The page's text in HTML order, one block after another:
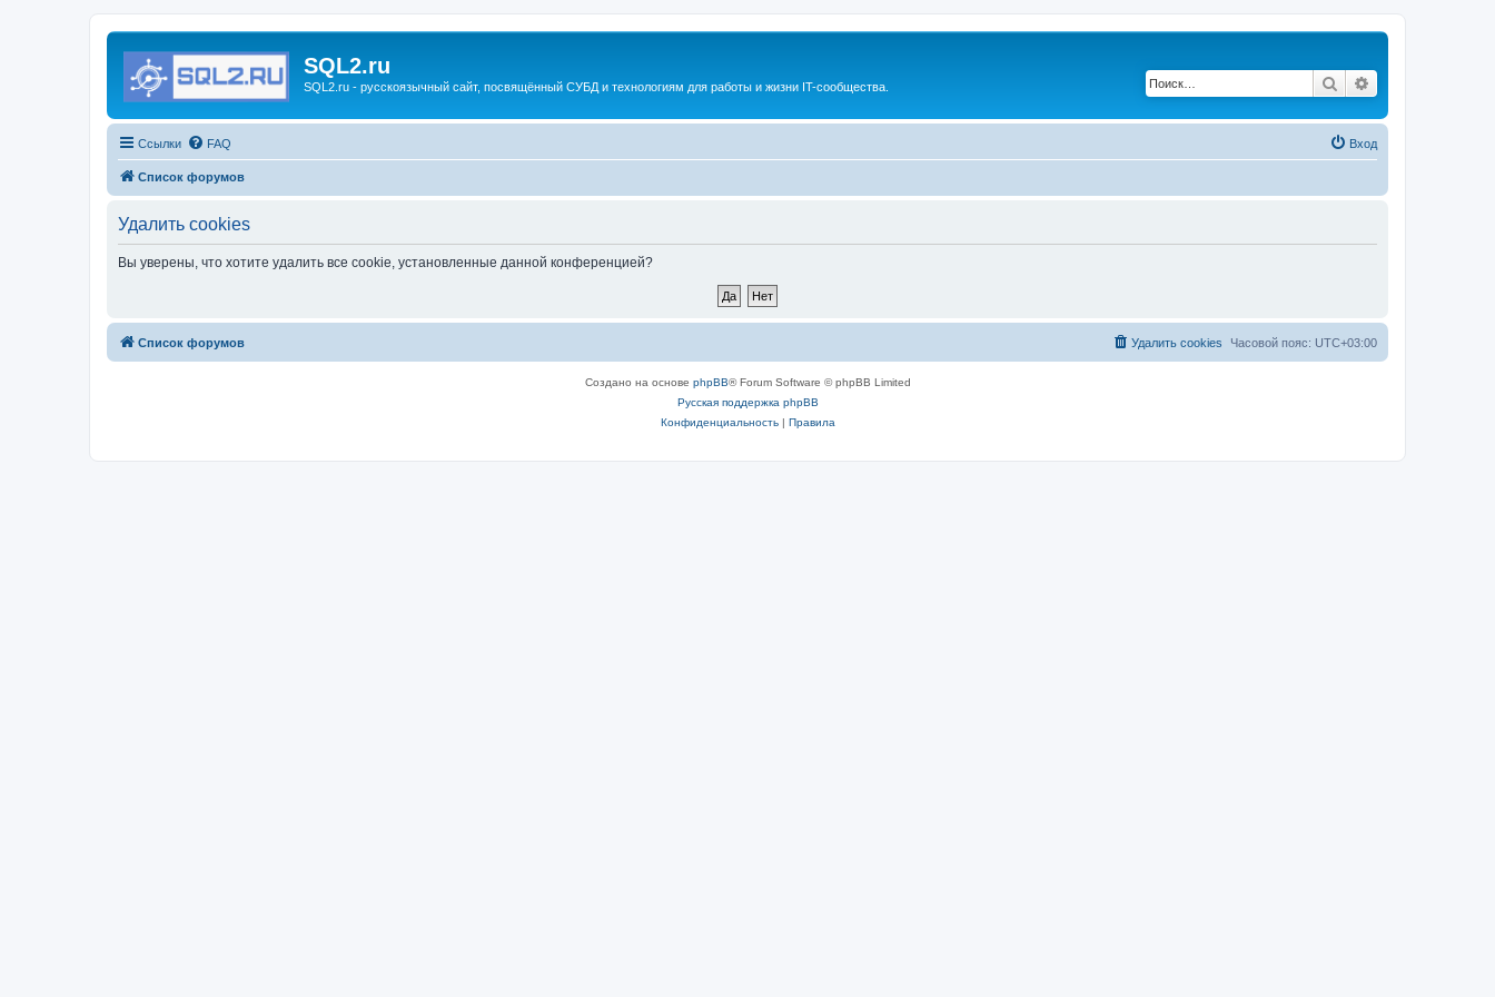
SQL2.ru
SQL2.ru - русскоязычный сайт, посвящённый СУБД и технологиям для работы и жизни IT-сообщества. Поиск
Ссылки FAQ Вход
Список форумов
Удалить cookies
Вы уверены, что хотите удалить все cookie, установленные данной конференцией?
Список форумов Часовой пояс: UTC+03:00
Удалить cookies
Создано на основе phpBB® Forum Software © phpBB Limited
Русская поддержка phpBB
Конфиденциальность| Правила